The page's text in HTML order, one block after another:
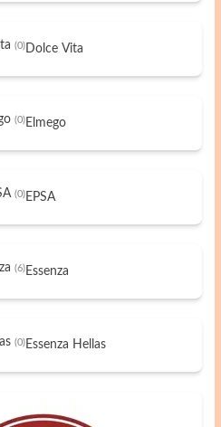
(0)Dolce Vita
(0)Elmego
(0)EPSA
(6)Essenza
(0)Essenza Hellas